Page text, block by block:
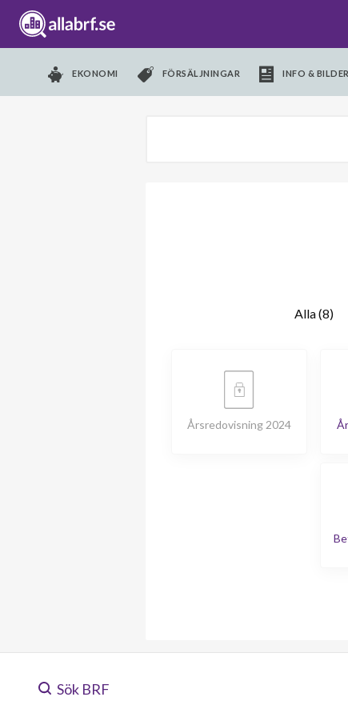
EKONOMI FÖRSÄLJNINGAR INFO & BILDER
Alla (8)
Årsredovisning 2024
Sök BRF